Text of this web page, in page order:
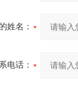
姓名：
电话：